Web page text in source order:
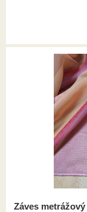
Záves